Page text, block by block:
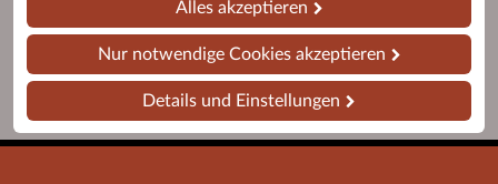
Alles akzeptieren
Nur notwendige Cookies akzeptieren
Details und Einstellungen